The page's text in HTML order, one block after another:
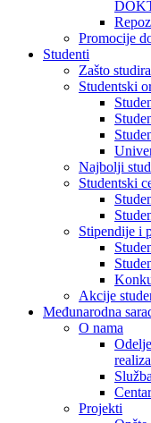
Promocije
Studenti
Zašto
Studentski
Najbolji
Studentski
Stipendije i
Akcije
Međunarodna
O nama
Projekti